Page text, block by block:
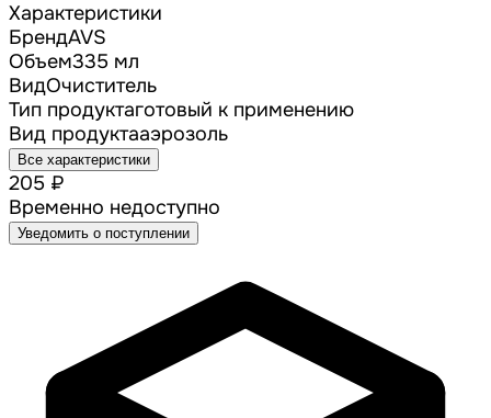
Характеристики
БрендAVS
Объем335 мл
ВидОчиститель
Тип продуктаготовый к применению
Вид продуктааэрозоль
Все характеристики
205 ₽
Временно недоступно
Уведомить о поступлении